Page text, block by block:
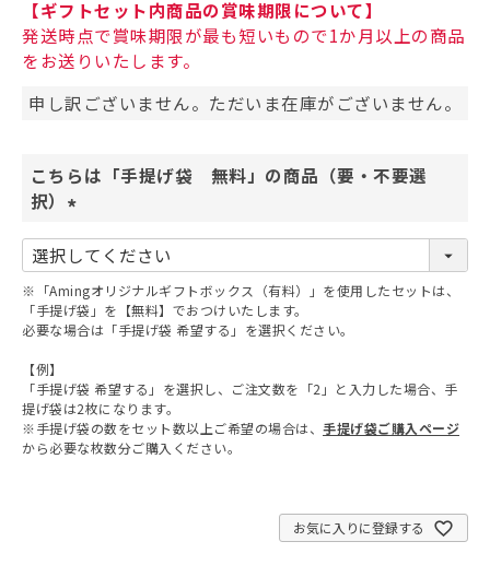
【ギフトセット内商品の賞味期限について】
発送時点で賞味期限が最も短いもので1か月以上の商品
をお送りいたします。
申し訳ございません。ただいま在庫がございません。
こちらは「手提げ袋 無料」の商品（要・不要選
択）
(
必
須
)
※「Amingオリジナルギフトボックス（有料）」を使用したセットは、
「手提げ袋」を【無料】でおつけいたします。
必要な場合は「手提げ袋 希望する」を選択ください。
【例】
「手提げ袋 希望する」を選択し、ご注文数を「2」と入力した場合、手
提げ袋は2枚になります。
※手提げ袋の数をセット数以上ご希望の場合は、 手提げ袋ご購入ページ
から必要な枚数分ご購入ください。
お気に入りに登録する